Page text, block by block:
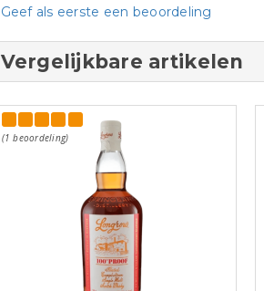
Geef als eerste een beoordeling
Vergelijkbare artikelen
(1 beoordeling)